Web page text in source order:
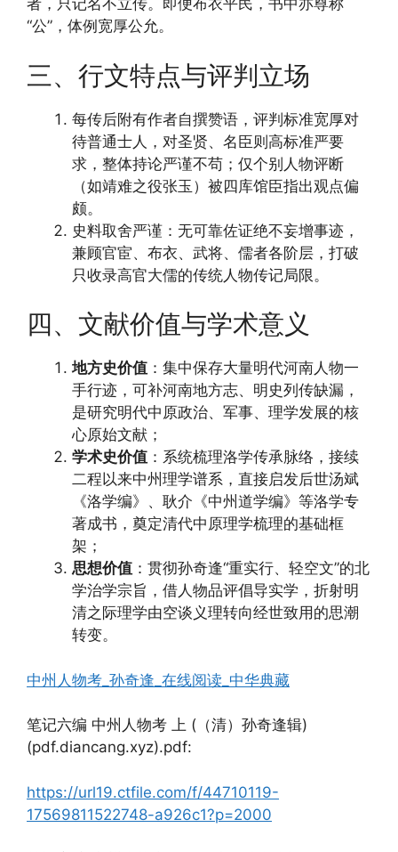
者，只记名不立传。即便布衣平民，书中亦尊称
“公”，体例宽厚公允。
三、行文特点与评判立场
每传后附有作者自撰赞语，评判标准宽厚对
待普通士人，对圣贤、名臣则高标准严要
求，整体持论严谨不苟；仅个别人物评断
（如靖难之役张玉）被四库馆臣指出观点偏
颇。
史料取舍严谨：无可靠佐证绝不妄增事迹，
兼顾官宦、布衣、武将、儒者各阶层，打破
只收录高官大儒的传统人物传记局限。
四、文献价值与学术意义
地方史价值 ：集中保存大量明代河南人物一
手行迹，可补河南地方志、明史列传缺漏，
是研究明代中原政治、军事、理学发展的核
心原始文献；
学术史价值 ：系统梳理洛学传承脉络，接续
二程以来中州理学谱系，直接启发后世汤斌
《洛学编》、耿介《中州道学编》等洛学专
著成书，奠定清代中原理学梳理的基础框
架；
思想价值 ：贯彻孙奇逢“重实行、轻空文”的北
学治学宗旨，借人物品评倡导实学，折射明
清之际理学由空谈义理转向经世致用的思潮
转变。
中州人物考_孙奇逢_在线阅读_中华典藏
笔记六编 中州人物考 上 (（清）孙奇逢辑)
(pdf.diancang.xyz).pdf:
https://url19.ctfile.com/f/44710119-
17569811522748-a926c1?p=2000